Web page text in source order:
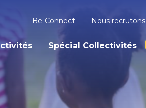
Spécial Collectivités
Be-Connect Nous recrutons